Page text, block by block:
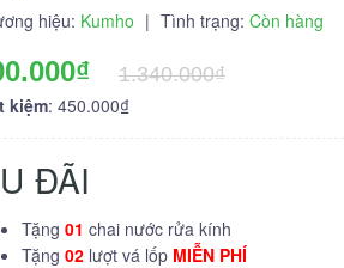
hiệu: Kumho | Tình trạng: Còn hàng
1.340.000₫
kiệm: 450.000₫
ĐÃI
Tặng 01 chai nước rửa kính
Tặng 02 lượt vá lốp MIỄN PHÍ